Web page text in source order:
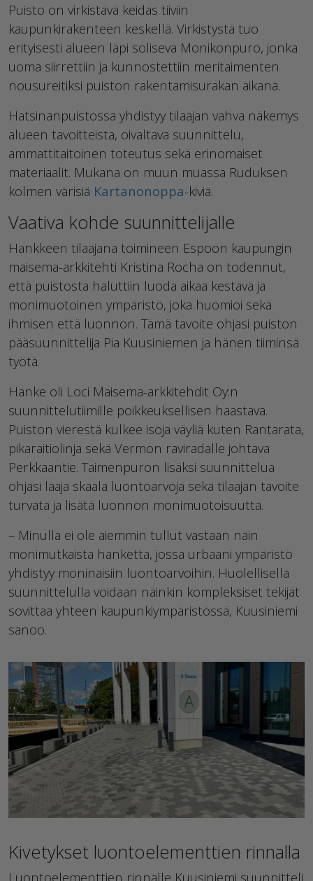
Puisto on virkistävä keidas tiiviin
kaupunkirakenteen keskellä. Virkistystä tuo
erityisesti alueen läpi soliseva Monikonpuro, jonka
uoma siirrettiin ja kunnostettiin meritaimenten
nousureitiksi puiston rakentamisurakan aikana.
Hatsinanpuistossa yhdistyy tilaajan vahva näkemys
alueen tavoitteista, oivaltava suunnittelu,
ammattitaitoinen toteutus sekä erinomaiset
materiaalit. Mukana on muun muassa Ruduksen
kolmen värisiä Kartanonoppa-kiviä.
Vaativa kohde suunnittelijalle
Hankkeen tilaajana toimineen Espoon kaupungin
maisema-arkkitehti Kristina Rocha on todennut,
että puistosta haluttiin luoda aikaa kestävä ja
monimuotoinen ympäristö, joka huomioi sekä
ihmisen että luonnon. Tämä tavoite ohjasi puiston
pääsuunnittelija Pia Kuusiniemen ja hänen tiiminsä
työtä.
Hanke oli Loci Maisema-arkkitehdit Oy:n
suunnittelutiimille poikkeuksellisen haastava.
Puiston vierestä kulkee isoja väyliä kuten Rantarata,
pikaraitiolinja sekä Vermon raviradalle johtava
Perkkaantie. Taimenpuron lisäksi suunnittelua
ohjasi laaja skaala luontoarvoja sekä tilaajan tavoite
turvata ja lisätä luonnon monimuotoisuutta.
– Minulla ei ole aiemmin tullut vastaan näin
monimutkaista hanketta, jossa urbaani ympäristö
yhdistyy moninaisiin luontoarvoihin. Huolellisella
suunnittelulla voidaan näinkin kompleksiset tekijät
sovittaa yhteen kaupunkiympäristössä, Kuusiniemi
sanoo.
Kivetykset luontoelementtien rinnalla
Luontoelementtien rinnalle Kuusiniemi suunnitteli